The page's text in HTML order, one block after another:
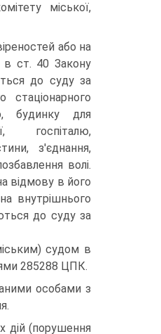
міської,
або на
в ст. 40 Закону
до суду за
стаціонарного
будинку для
госпіталю,
з'єднання,
волі.
відмову в його
внутрішнього
до суду за
судом в
285288 ЦПК.
особами з
дій (порушення